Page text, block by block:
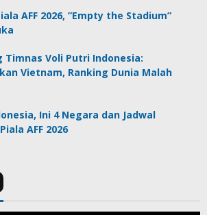
AFF 2026, ”Empty the Stadium”
Timnas Voli Putri Indonesia:
Vietnam, Ranking Dunia Malah
Ini 4 Negara dan Jadwal
AFF 2026